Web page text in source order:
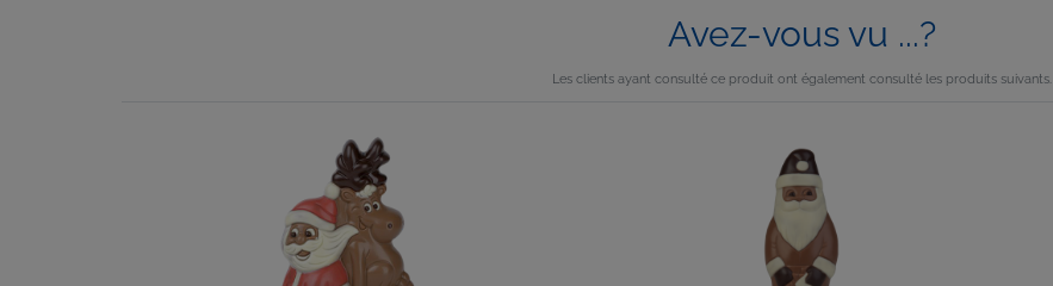
Avez-vous vu ...?
Les clients ayant consulté ce produit ont également consulté les produits suivants.